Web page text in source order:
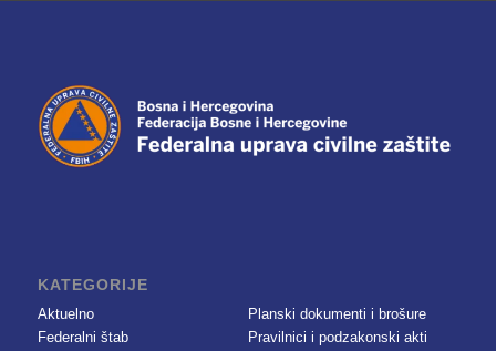
KATEGORIJE
Aktuelno
Federalni štab
Planski dokumenti i brošure
Pravilnici i podzakonski akti